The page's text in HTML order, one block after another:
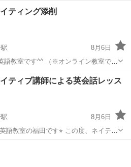
単で使えるフレーズを学びます。 ・
ない、とっさの英会話力を身につけ
画...
ティング添削
8月6日
※オンライン教室です
のレッスンも可能ですので、一度お
英語 YouTube
イティブ講師による英会話レッス
8月6日
田です⭐︎ この度、ネイティ
新たに開設いたしました ／ レッ